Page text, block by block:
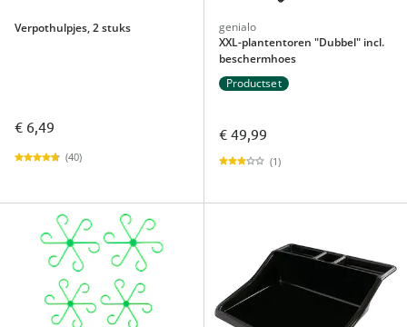
Verpothulpjes, 2 stuks
€ 6,49
(40)
genialo
XXL-plantentoren "Dubbel" incl.
beschermhoes
Productset
€ 49,99
(1)